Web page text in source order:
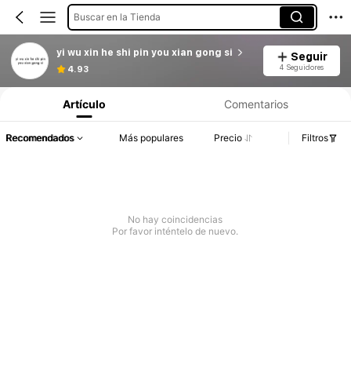
Buscar en la Tienda
yi wu xin he shi pin you xian gong si
4.93
Seguir
4 Seguidores
Artículo Comentarios
Recomendados Más populares Precio Filtros
No hay coincidencias
Por favor inténtelo de nuevo.